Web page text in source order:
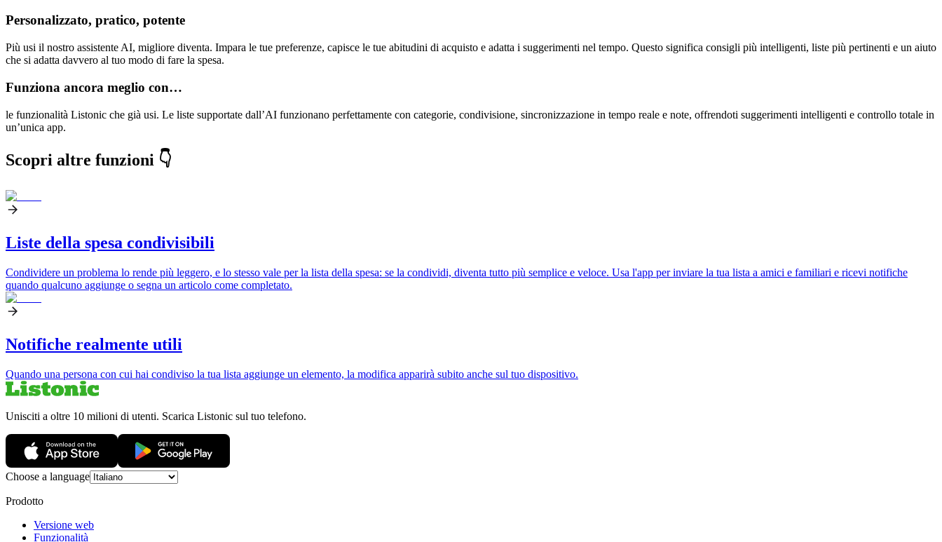
Personalizzato, pratico, potente
Più usi il nostro assistente AI, migliore diventa. Impara le tue preferenze, capisce le tue abitudini di acquisto e adatta i suggerimenti nel tempo. Questo significa consigli più intelligenti, liste più pertinenti e un aiuto
che si adatta davvero al tuo modo di fare la spesa.
Funziona ancora meglio con…
le funzionalità Listonic che già usi. Le liste supportate dall’AI funzionano perfettamente con categorie, condivisione, sincronizzazione in tempo reale e note, offrendoti suggerimenti intelligenti e controllo totale in
un’unica app.
Scopri altre funzioni 👇
Liste della spesa condivisibili
Condividere un problema lo rende più leggero, e lo stesso vale per la lista della spesa: se la condividi, diventa tutto più semplice e veloce. Usa l'app per inviare la tua lista a amici e familiari e ricevi notifiche
quando qualcuno aggiunge o segna un articolo come completato.
Notifiche realmente utili
Quando una persona con cui hai condiviso la tua lista aggiunge un elemento, la modifica apparirà subito anche sul tuo dispositivo.
Unisciti a oltre 10 milioni di utenti. Scarica Listonic sul tuo telefono.
Choose a language
Prodotto
Versione web
Funzionalità